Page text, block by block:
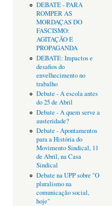
DEBATE - PARA
ROMPER AS
MORDAÇAS DO
FASCISMO:
AGITAÇÃO E
PROPAGANDA
DEBATE: Impactos e
desafios do
envelhecimento no
trabalho
Debate - A escola antes
do 25 de Abril
Debate - A quem serve a
austeridade?
Debate - Apontamentos
para a História do
Movimento Sindical, 11
de Abril, na Casa
Sindical
Debate na UPP sobre "O
pluralismo na
comunicação social,
hoje"